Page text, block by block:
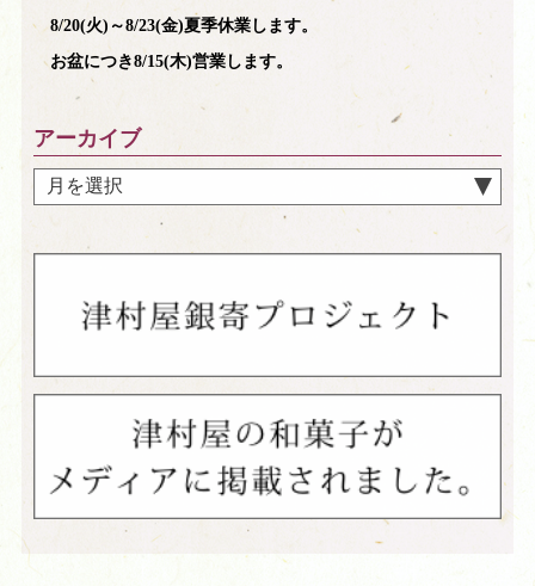
8/20(火)～8/23(金)夏季休業します。
お盆につき8/15(木)営業します。
アーカイブ